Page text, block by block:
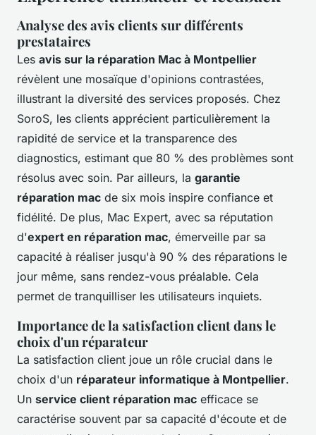
Analyse des avis clients sur différents
prestataires
Les avis sur la réparation Mac à Montpellier
révèlent une mosaïque d'opinions contrastées,
illustrant la diversité des services proposés. Chez
SoroS, les clients apprécient particulièrement la
rapidité de service et la transparence des
diagnostics, estimant que 80 % des problèmes sont
résolus avec soin. Par ailleurs, la garantie
réparation mac de six mois inspire confiance et
fidélité. De plus, Mac Expert, avec sa réputation
d'expert en réparation mac, émerveille par sa
capacité à réaliser jusqu'à 90 % des réparations le
jour même, sans rendez-vous préalable. Cela
permet de tranquilliser les utilisateurs inquiets.
Importance de la satisfaction client dans le
choix d'un réparateur
La satisfaction client joue un rôle crucial dans le
choix d'un réparateur informatique à Montpellier.
Un service client réparation mac efficace se
caractérise souvent par sa capacité d'écoute et de